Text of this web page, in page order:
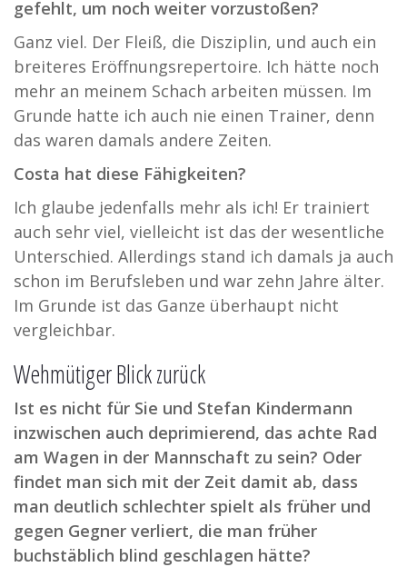
gefehlt, um noch weiter vorzustoßen?
Ganz viel. Der Fleiß, die Disziplin, und auch ein
breiteres Eröffnungsrepertoire. Ich hätte noch
mehr an meinem Schach arbeiten müssen. Im
Grunde hatte ich auch nie einen Trainer, denn
das waren damals andere Zeiten.
Costa hat diese Fähigkeiten?
Ich glaube jedenfalls mehr als ich! Er trainiert
auch sehr viel, vielleicht ist das der wesentliche
Unterschied. Allerdings stand ich damals ja auch
schon im Berufsleben und war zehn Jahre älter.
Im Grunde ist das Ganze überhaupt nicht
vergleichbar.
Wehmütiger Blick zurück
Ist es nicht für Sie und Stefan Kindermann
inzwischen auch deprimierend, das achte Rad
am Wagen in der Mannschaft zu sein? Oder
findet man sich mit der Zeit damit ab, dass
man deutlich schlechter spielt als früher und
gegen Gegner verliert, die man früher
buchstäblich blind geschlagen hätte?